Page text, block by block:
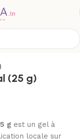
solution gingivale
(25 g)
g est un gel à
locale sur